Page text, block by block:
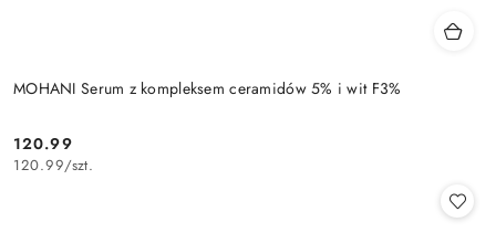
MOHANI Serum z kompleksem ceramidów 5% i wit F3%
Cena:
120.99
120.99/szt.